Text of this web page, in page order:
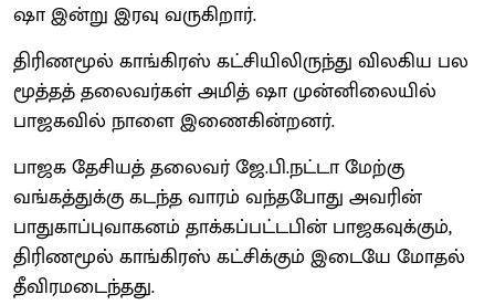
ஷா இன்று இரவு வருகிறார்.
திரிணமூல் காங்கிரஸ் கட்சியிலிருந்து விலகிய பல
மூத்தத் தலைவர்கள் அமித் ஷா முன்னிலையில்
பாஜகவில் நாளை இணைகின்றனர்.
பாஜக தேசியத் தலைவர் ஜே.பி.நட்டா மேற்கு
வங்கத்துக்கு கடந்த வாரம் வந்தபோது அவரின்
பாதுகாப்புவாகனம் தாக்கப்பட்டபின் பாஜகவுக்கும்,
திரிணமூல் காங்கிரஸ் கட்சிக்கும் இடையே மோதல்
தீவிரமடைந்தது.